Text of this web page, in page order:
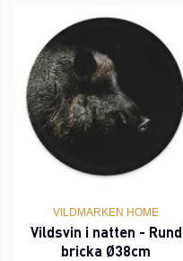
VILDMARKEN HOME
Vildsvin i natten - Rund
bricka Ø38cm